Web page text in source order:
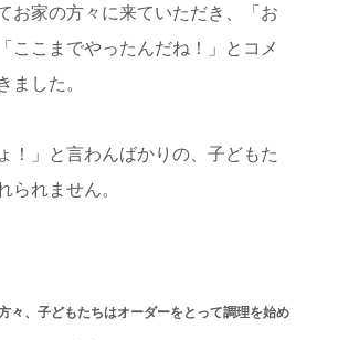
お家の方々に来ていただき、「お
ここまでやったんだね！」とコメ
ました。
！」と言わんばかりの、子どもた
られません。
々、子どもたちはオーダーをとって調理を始め